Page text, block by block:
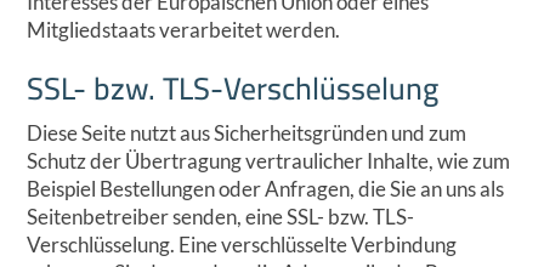
Mitgliedstaats verarbeitet werden.
SSL- bzw. TLS-Verschlüsselung
Diese Seite nutzt aus Sicherheitsgründen und zum
Schutz der Übertragung vertraulicher Inhalte, wie zum
Beispiel Bestellungen oder Anfragen, die Sie an uns als
Seitenbetreiber senden, eine SSL- bzw. TLS-
Verschlüsselung. Eine verschlüsselte Verbindung